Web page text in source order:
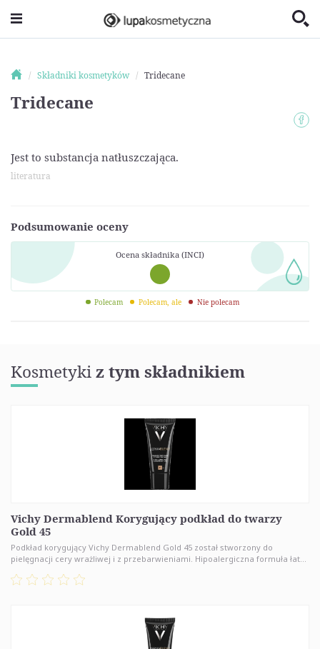
Składniki kosmetyków Tridecane
Tridecane
Jest to substancja natłuszczająca.
literatura
Podsumowanie oceny
Ocena składnika (INCI)
Polecam Polecam, ale Nie polecam
Kosmetykiz tym składnikiem
Vichy Dermablend Korygujący podkład do twarzy
Gold 45
Podkład korygujący Vichy Dermablend Gold 45 został stworzony do
pielęgnacji cery wrażliwej i z przebarwieniami. Hipoalergiczna formuła łat...